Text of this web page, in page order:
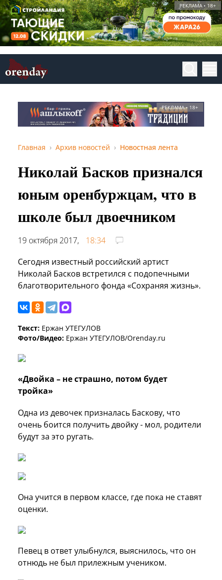
РЕКЛАМА • 18+
РЕКЛАМА • 18+
Главная Архив новостей Новостная лента
Николай Басков признался
юным оренбуржцам, что в
школе был двоечником
19 октября 2017,
18:34
Сегодня известный российский артист
Николай Басков встретился с подопечными
благотворительного фонда «Сохраняя жизнь».
Текст: Ержан УТЕГУЛОВ
Фото/Видео: Ержан УТЕГУЛОВ/Orenday.ru
«Двойка – не страшно, потом будет
тройка»
Одна из девочек призналась Баскову, что
очень боится получить двойку - мол, родители
будут за это ругать.
Она учится в первом классе, где пока не ставят
оценки.
Певец в ответ улыбнулся, выяснилось, что он
отнюдь не был прилежным учеником.